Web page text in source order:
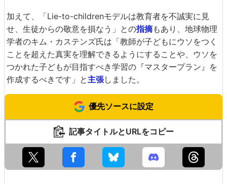
加えて、「Lie-to-childrenモデルは教育者を不誠実に見
せ、生徒からの敬意を損なう」との指摘もあり、地球物理
学者のキム・カステンズ氏は「教師が子どもにウソをつく
ことを超えた真実を理解できるようにすることや、ウソを
つかれた子どもが目指すべき学習の『マスタープラン』を
作成するべきです」と主張しました。
優先ソースに設定
記事タイトルとURLをコピー